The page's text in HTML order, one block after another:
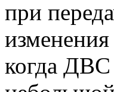
при
когда ДВС